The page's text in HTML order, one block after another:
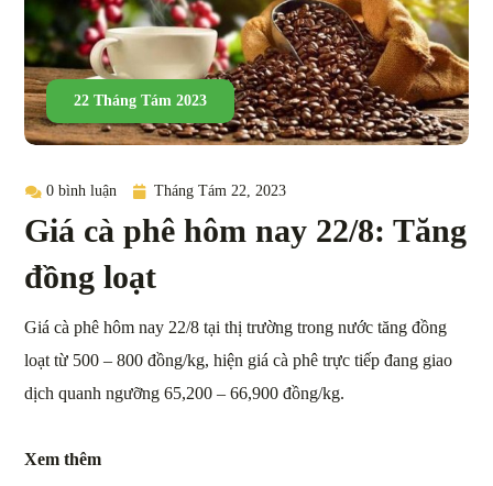
22 Tháng Tám 2023
0 bình luận Tháng Tám 22, 2023
Giá cà phê hôm nay 22/8: Tăng
đồng loạt
Giá cà phê hôm nay 22/8 tại thị trường trong nước tăng đồng
loạt từ 500 – 800 đồng/kg, hiện giá cà phê trực tiếp đang giao
dịch quanh ngưỡng 65,200 – 66,900 đồng/kg.
Xem thêm